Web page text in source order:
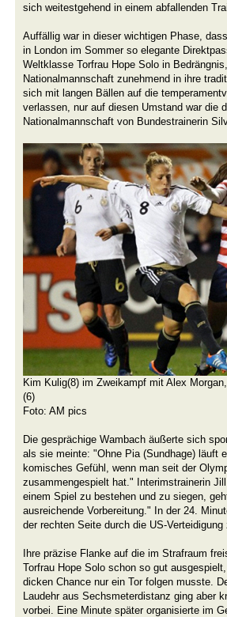
sich weitestgehend in einem abfallenden
Auffällig war in dieser wichtigen Phase,
in London im Sommer so elegante
Weltklasse Torfrau Hope Solo in
Nationalmannschaft zunehmend in ihre
sich mit langen Bällen auf die
verlassen, nur auf diesen Umstand war die
Nationalmannschaft von Bundestrainerin
Kim Kulig(8) im Zweikampf mit Alex
(6)
Foto: AM pics
Die gesprächige Wambach äußerte sich
als sie meinte: "Ohne Pia (Sundhage) läuft
komisches Gefühl, wenn man seit der
zusammengespielt hat." Interimstrainerin
einem Spiel zu bestehen und zu siegen,
ausreichende Vorbereitung." In der 24.
der rechten Seite durch die US-
Ihre präzise Flanke auf die im Strafraum
Torfrau Hope Solo schon so gut
dicken Chance nur ein Tor folgen musste.
Laudehr aus Sechsmeterdistanz ging aber
vorbei. Eine Minute später organisierte im